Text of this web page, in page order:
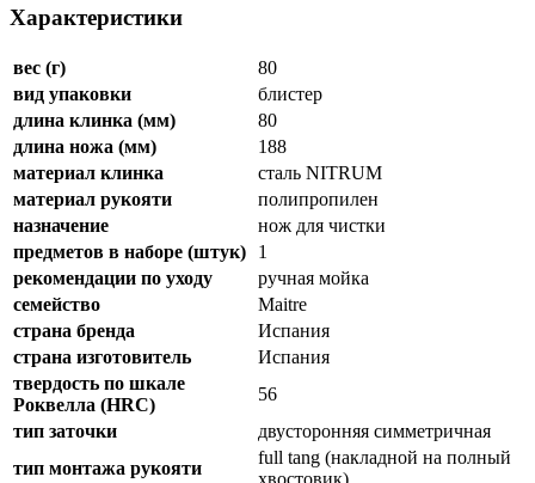
Характеристики
вес (г)
80
вид упаковки
блистер
длина клинка (мм)
80
длина ножа (мм)
188
материал клинка
сталь NITRUM
материал рукояти
полипропилен
назначение
нож для чистки
предметов в наборе (штук)
1
рекомендации по уходу
ручная мойка
семейство
Maitre
страна бренда
Испания
страна изготовитель
Испания
твердость по шкале
Роквелла (HRC)
56
тип заточки
двусторонняя симметричная
тип монтажа рукояти
full tang (накладной на полный
хвостовик)